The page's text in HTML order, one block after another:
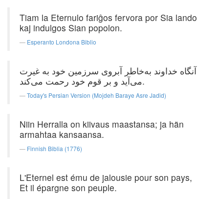
Tiam la Eternulo fariĝos fervora por Sia lando
kaj indulgos Sian popolon.
Esperanto Londona Biblio
آنگاه خداوند به‌خاطر آبروی سرزمین خود به غیرت
می‌آید و بر قوم خود رحمت می‌کند.
Today's Persian Version (Mojdeh Baraye Asre Jadid)
Niin Herralla on kiivaus maastansa; ja hän
armahtaa kansaansa.
Finnish Biblia (1776)
L'Eternel est ému de jalousie pour son pays,
Et il épargne son peuple.